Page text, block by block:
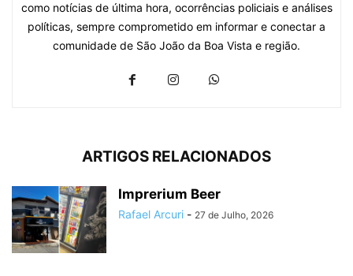
como notícias de última hora, ocorrências policiais e análises
políticas, sempre comprometido em informar e conectar a
comunidade de São João da Boa Vista e região.
ARTIGOS RELACIONADOS
Imprerium Beer
Rafael Arcuri - 27 de Julho, 2026